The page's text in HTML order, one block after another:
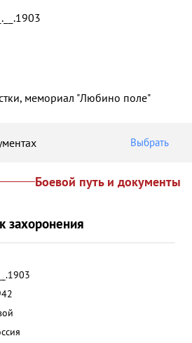
мемориал "Любино поле"
Выбрать
Боевой путь и документы
захоронения